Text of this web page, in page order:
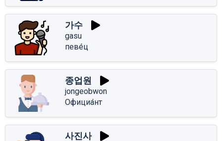
가수
gasu
певе́ц
종업원
jongeobwon
Официа́нт
사진사